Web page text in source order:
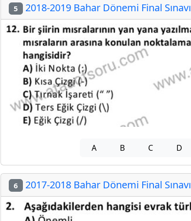
5 2018-2019 Bahar Dönemi Final Sınavı
A B C D
6 2017-2018 Bahar Dönemi Final Sınavı